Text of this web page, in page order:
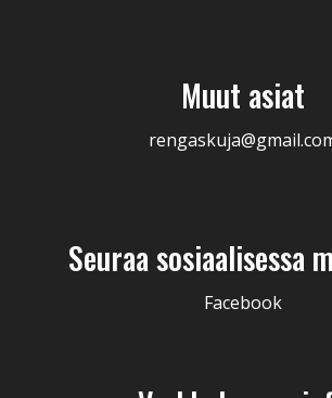
Muut asiat
Seuraa sosiaalisessa
Facebook